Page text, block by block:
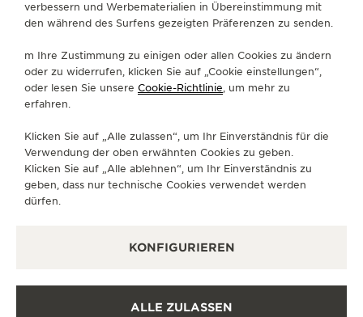
FOLGEN SIE UNS
DEN NEWSLETTER ABONNIEREN
COOKIE-RICHTLINIE
verbessern und Werbematerialien in Übereinstimmung mit
den während des Surfens gezeigten Präferenzen zu senden.
m Ihre Zustimmung zu einigen oder allen Cookies zu ändern
oder zu widerrufen, klicken Sie auf „Cookie einstellungen“,
oder lesen Sie unsere Cookie-Richtlinie, um mehr zu
erfahren.
Klicken Sie auf „Alle zulassen“, um Ihr Einverständnis für die
Verwendung der oben erwähnten Cookies zu geben.
Klicken Sie auf „Alle ablehnen“, um Ihr Einverständnis zu
geben, dass nur technische Cookies verwendet werden
dürfen.
KONFIGURIEREN
ALLE ZULASSEN